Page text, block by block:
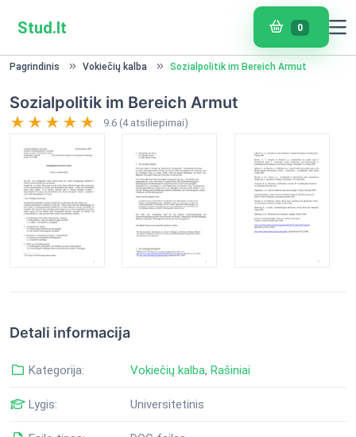
Stud.lt 0
Pagrindinis Vokiečių kalba Sozialpolitik im Bereich Armut
Sozialpolitik im Bereich Armut
9.6 (4 atsiliepimai)
Detali informacija
Kategorija: Vokiečių kalba, Rašiniai
Lygis: Universitetinis